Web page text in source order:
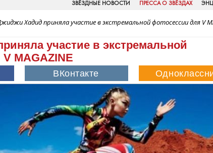
ЗВЁЗДНЫЕ НОВОСТИ ПРЕССА О ЗВЁЗДАХ
Хадид приняла участие в экстремальной фотосессии для V
участие в экстремальной
MAGAZINE